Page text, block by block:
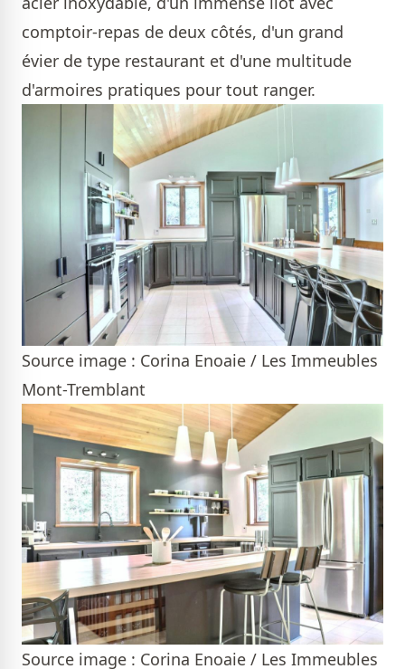
comptoir-repas de deux côtés, d'un grand
évier de type restaurant et d'une multitude
d'armoires pratiques pour tout ranger.
Source image : Corina Enoaie / Les Immeubles
Mont-Tremblant
Source image : Corina Enoaie / Les Immeubles